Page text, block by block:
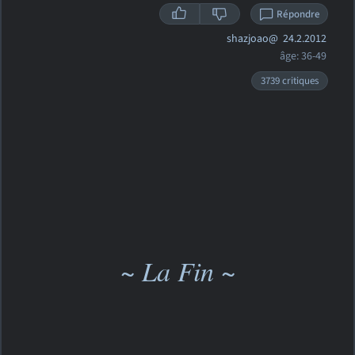
Répondre
shazjoao@ 24.2.2012
âge: 36-49
3739 critiques
~ La Fin ~